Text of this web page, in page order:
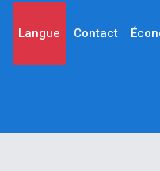
Langue Contact